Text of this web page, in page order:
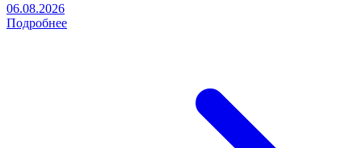
06.08.2026
Подробнее